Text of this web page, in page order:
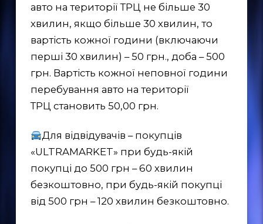
авто на території ТРЦ не більше 30
хвилин, якщо більше 30 хвилин, то
вартість кожної години (включаючи
перші 30 хвилин) – 50 грн., доба – 500
грн. Вартість кожної неповної години
перебування авто на території
ТРЦ становить 50,00 грн.
Для відвідувачів – покупців
«ULTRAMARKET» при будь-якій
покупці до 500 грн – 60 хвилин
безкоштовно, при будь-якій покупці
від 500 грн – 120 хвилин безкоштовно.